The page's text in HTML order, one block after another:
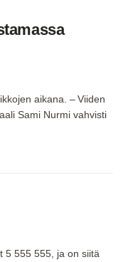
aikana. – Viiden
Sami Nurmi vahvisti
5 555 555, ja on siitä